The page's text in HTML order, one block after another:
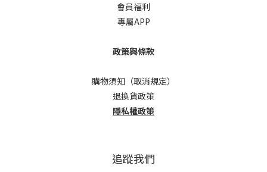
會員福利
專屬APP
政策與條款
購物須知（取消規定）
退換貨政策
隱私權政策
追蹤我們